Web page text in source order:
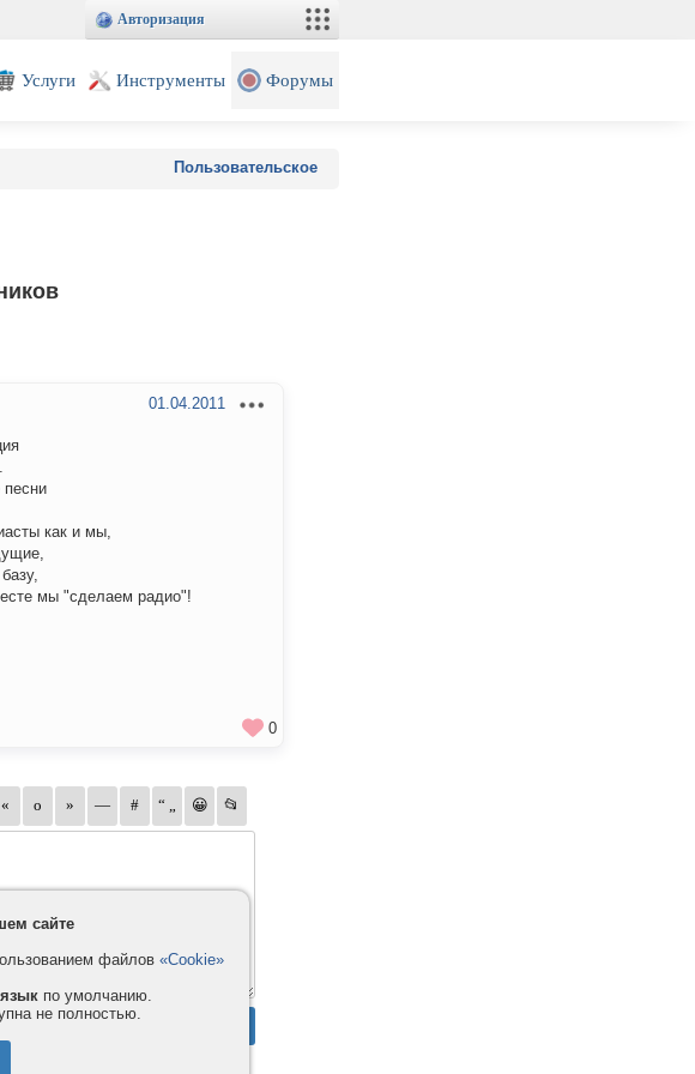
Авторизация
Услуги Инструменты Форумы
Пользовательское
01.04.2011
как и мы,
мы "сделаем радио"!
0
сайте
файлов «Cookie»
по умолчанию.
не полностью.